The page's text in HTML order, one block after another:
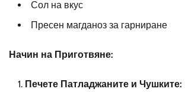
Сол на вкус
Пресен магданоз за гарниране
Начин на Приготвяне:
Печете Патладжаните и Чушките: